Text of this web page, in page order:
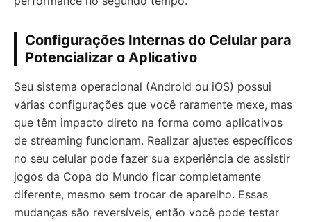
Configurações Internas do Celular para
Potencializar o Aplicativo
Seu sistema operacional (Android ou iOS) possui
várias configurações que você raramente mexe, mas
que têm impacto direto na forma como aplicativos
de streaming funcionam. Realizar ajustes específicos
no seu celular pode fazer sua experiência de assistir
jogos da Copa do Mundo ficar completamente
diferente, mesmo sem trocar de aparelho. Essas
mudanças são reversíveis, então você pode testar